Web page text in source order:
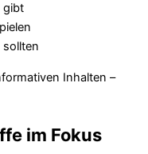
gibt
sollten
Inhalten –
im Fokus